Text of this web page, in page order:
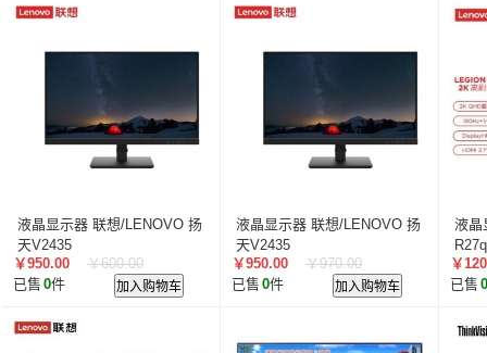
液晶显示器 联想/LENOVO 扬
天V2435
￥950.00
￥600.00
已售 0件 加入购物车
液晶显示器 联想/LENOVO 扬
天V2435
￥950.00
￥970.00
已售 0件 加入购物车
液晶
￥
已售 0